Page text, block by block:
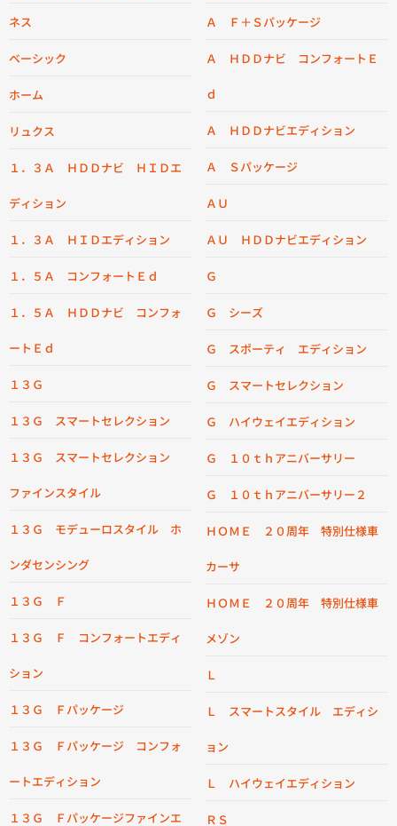
ネス
ベーシック
ホーム
リュクス
１．３Ａ ＨＤＤナビ ＨＩＤエ
ディション
１．３Ａ ＨＩＤエディション
１．５Ａ コンフォートＥｄ
１．５Ａ ＨＤＤナビ コンフォ
ートＥｄ
１３Ｇ
１３Ｇ スマートセレクション
１３Ｇ スマートセレクション
ファインスタイル
１３Ｇ モデューロスタイル ホ
ンダセンシング
１３Ｇ Ｆ
１３Ｇ Ｆ コンフォートエディ
ション
１３Ｇ Ｆパッケージ
１３Ｇ Ｆパッケージ コンフォ
ートエディション
１３Ｇ Ｆパッケージファインエ
Ａ Ｆ＋Ｓパッケージ
Ａ ＨＤＤナビ コンフォートＥ
ｄ
Ａ ＨＤＤナビエディション
Ａ Ｓパッケージ
ＡＵ
ＡＵ ＨＤＤナビエディション
Ｇ
Ｇ シーズ
Ｇ スポーティ エディション
Ｇ スマートセレクション
Ｇ ハイウェイエディション
Ｇ １０ｔｈアニバーサリー
Ｇ １０ｔｈアニバーサリー２
ＨＯＭＥ ２０周年 特別仕様車
カーサ
ＨＯＭＥ ２０周年 特別仕様車
メゾン
Ｌ
Ｌ スマートスタイル エディシ
ョン
Ｌ ハイウェイエディション
ＲＳ